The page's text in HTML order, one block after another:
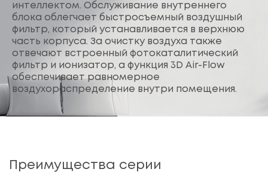
интеллектом. Обслуживание внутреннего
блока облегчает быстросъемный воздушный
фильтр, который устанавливается в верхнюю
часть корпуса. За очистку воздуха также
отвечают встроенный фотокаталитический
фильтр и ионизатор, а функция 3D Air-Flow
обеспечивает равномерное
воздухораспределение внутри помещения.
Преимущества серии